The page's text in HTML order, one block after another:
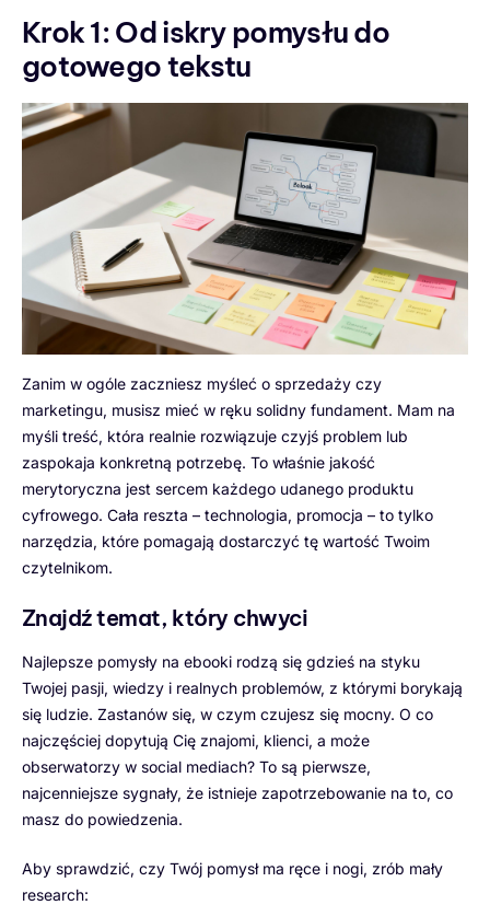
Krok 1: Od iskry pomysłu do
gotowego tekstu
Zanim w ogóle zaczniesz myśleć o sprzedaży czy
marketingu, musisz mieć w ręku solidny fundament. Mam na
myśli treść, która realnie rozwiązuje czyjś problem lub
zaspokaja konkretną potrzebę. To właśnie jakość
merytoryczna jest sercem każdego udanego produktu
cyfrowego. Cała reszta – technologia, promocja – to tylko
narzędzia, które pomagają dostarczyć tę wartość Twoim
czytelnikom.
Znajdź temat, który chwyci
Najlepsze pomysły na ebooki rodzą się gdzieś na styku
Twojej pasji, wiedzy i realnych problemów, z którymi borykają
się ludzie. Zastanów się, w czym czujesz się mocny. O co
najczęściej dopytują Cię znajomi, klienci, a może
obserwatorzy w social mediach? To są pierwsze,
najcenniejsze sygnały, że istnieje zapotrzebowanie na to, co
masz do powiedzenia.
Aby sprawdzić, czy Twój pomysł ma ręce i nogi, zrób mały
research: